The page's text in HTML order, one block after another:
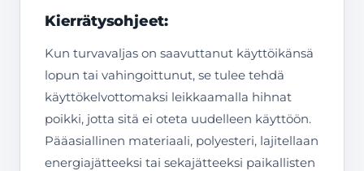
Kierrätysohjeet:
Kun turvavaljas on saavuttanut käyttöikänsä
lopun tai vahingoittunut, se tulee tehdä
käyttökelvottomaksi leikkaamalla hihnat
poikki, jotta sitä ei oteta uudelleen käyttöön.
Pääasiallinen materiaali, polyesteri, lajitellaan
energiajätteeksi tai sekajätteeksi paikallisten